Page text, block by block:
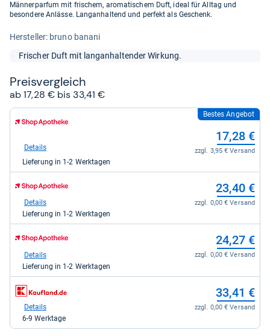
sich
Männerparfum mit frischem, aromatischem Duft, ideal für Alltag und
besondere Anlässe. Langanhaltend und perfekt als Geschenk.
Her­stel­ler: bruno banani
Frischer Duft mit langanhaltender Wirkung.
Preis­ver­gleich
ab 17,28 € bis 33,41 €
zum
Shop:
Shop
DE
17,28
Bestes Angebot
17,28 €
zzgl. 3,95 € Versand
Details
Lieferung in 1-2 Werktagen
zum
Shop:
Shop
für
kaufen.
23,40 €
zzgl. 0,00 € Versand
Details
Lieferung in 1-2 Werktagen
zum
Shop:
Shop
für
kaufen.
24,27 €
zzgl. 0,00 € Versand
Details
Lieferung in 1-2 Werktagen
zum
Shop:
Kaufland
33,41 €
zzgl. 0,00 € Versand
Details
6-9 Werktage